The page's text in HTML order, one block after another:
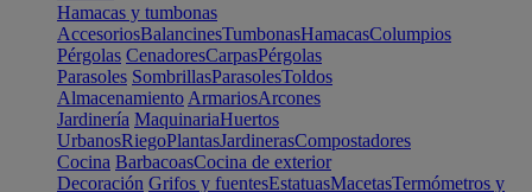
Hamacas y tumbonas
AccesoriosBalancinesTumbonasHamacasColumpios
Pérgolas CenadoresCarpasPérgolas
Parasoles SombrillasParasolesToldos
Almacenamiento ArmariosArcones
Jardinería MaquinariaHuertos
UrbanosRiegoPlantasJardinerasCompostadores
Cocina BarbacoasCocina de exterior
Decoración Grifos y fuentesEstatuasMacetasTermómetros y